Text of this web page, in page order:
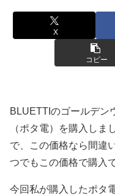
X
コピー
BLUETTIのゴールデン
（ポタ電）を購入しま
で、この価格なら間違
つでもこの価格で購入
今回私が購入したポタ